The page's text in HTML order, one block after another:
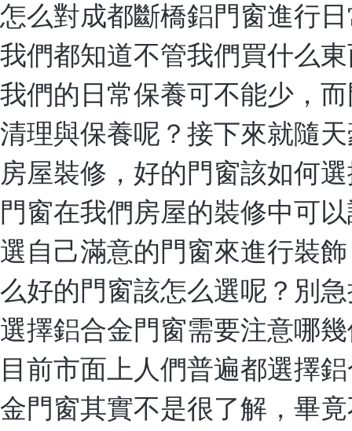
怎么對成都斷橋鋁門窗進行
我們都知道不管我們買什么
我們的日常保養可不能少，
清理與保養呢？接下來就隨
房屋裝修，好的門窗該如何
門窗在我們房屋的裝修中可
選自己滿意的門窗來進行裝
么好的門窗該怎么選呢？別
選擇鋁合金門窗需要注意哪
目前市面上人們普遍都選擇
金門窗其實不是很了解，畢